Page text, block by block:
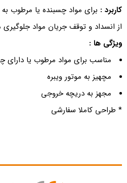
کاربرد : برای مواد چسبنده یا مرطوب
از انسداد و توقف جریان مواد جلوگیری
ویژگی ها :
مناسب برای مواد مرطوب یا دارای
مچهیز به موتور ویبره
مجهز به دریچه خروجی
* طراحی کاملا سفارشی